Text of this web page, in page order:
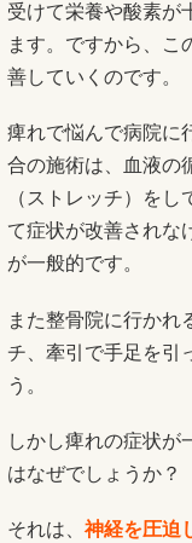
受けて栄養や酸素が
ます。ですから、こ
善していくのです。
痺れで悩んで病院に
合の施術は、血液の
（ストレッチ）を
て症状が改善されな
が一般的です。
また整骨院に行かれ
チ、牽引で手足を引
う。
しかし痺れの症状が
はなぜでしょうか？
それは、 神経を圧迫